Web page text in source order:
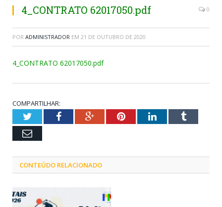
4_CONTRATO 62017050.pdf 0
POR ADMINISTRADOR EM 21 DE OUTUBRO DE 2020
4_CONTRATO 62017050.pdf
COMPARTILHAR:
TwitterFacebookGoogle+PinterestLinkedInTumblr
Email
CONTEÚDO RELACIONADO